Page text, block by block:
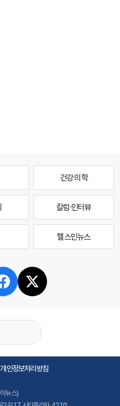
건강·의학
칼럼·인터뷰
헬스인뉴스
개인정보처리방침
뉴스)